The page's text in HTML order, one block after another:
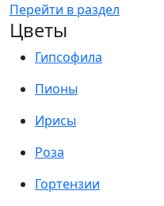
Перейти в раздел
Цветы
Гипсофила
Пионы
Ирисы
Роза
Гортензии